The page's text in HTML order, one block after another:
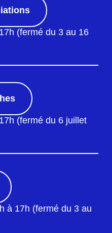
(fermé du 3 au 16
(fermé du 6 juillet
à 17h (fermé du 3 au